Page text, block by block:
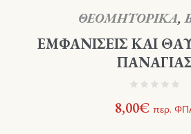
ΘΕΟΜΗΤΟΡΙΚΑ,
ΕΜΦΑΝΙΣΕΙΣ ΚΑΙ
8,00€ περ.